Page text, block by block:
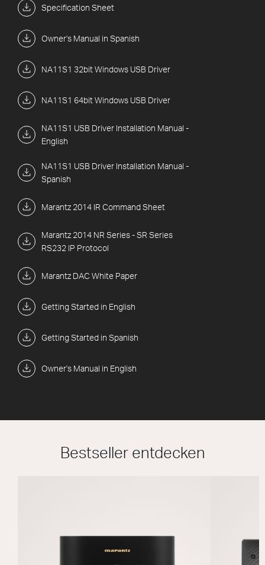
Specification Sheet
Owner's Manual in Spanish
NA11S1 32bit Windows USB Driver
NA11S1 64bit Windows USB Driver
NA11S1 USB Driver Installation Manual -
English
NA11S1 USB Driver Installation Manual -
Spanish
Marantz 2014 IR Command Sheet
Marantz 2014 NR Series - SR Series
RS232 IP Protocol
Marantz DAC White Paper
Getting Started in English
Getting Started in Spanish
Owner's Manual in English
Bestseller entdecken